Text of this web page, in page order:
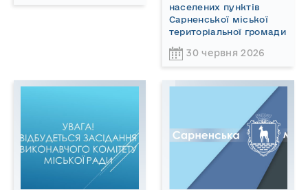
населених пунктів
Сарненської міської
територіальної громади
30 червня 2026